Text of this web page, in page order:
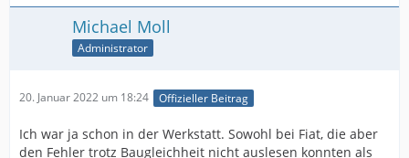
Michael Moll
Administrator
20. Januar 2022 um 18:24 Offizieller Beitrag
Ich war ja schon in der Werkstatt. Sowohl bei Fiat, die aber
den Fehler trotz Baugleichheit nicht auslesen konnten als